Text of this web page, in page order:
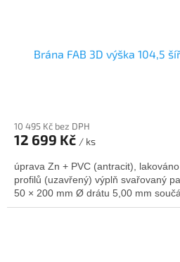
Brána FAB 3D výška 104,5
10 495 Kč bez DPH
12 699 Kč / ks
úprava Zn + PVC (antracit),
profilů (uzavřený) výplň svařovaný
50 × 200 mm Ø drátu 5,00 mm